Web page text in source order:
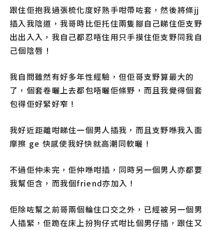
跟住佢抱我過張梳化度好熟手咁帶咗套，然後將條jj
插入我陰道，我哥時比佢托住兩隻腳自己睇住佢支野
出出入入，我自己都忍唔住用只手摸住佢支野同我自
己個陰唇 !
我自問雖然有好多年性經驗，但佢哥支野算最大的
了，個套卷曬上去都包唔曬佢條野，而且我覺得個套
包得佢好緊好窄 !
我好近距離咁睇住一個男人插我，而且支野喺我入面
摩擦 ge 快感使我好快就高潮同軟曬 !
不過佢仲未完，佢仲喺咁插，同時另一個男人亦都要
我幫佢含，而我個friend亦加入 !
佢除咗幫之前哥兩個輪住口交之外，已經被另一個男
人插緊，佢跪在床上扮狗仔式咁比個男仔插，跟住又